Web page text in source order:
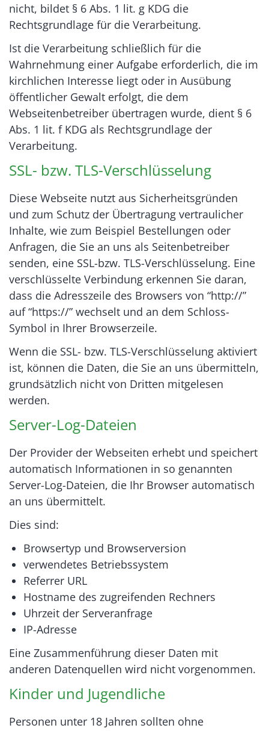
nicht, bildet § 6 Abs. 1 lit. g KDG die
Rechtsgrundlage für die Verarbeitung.
Ist die Verarbeitung schließlich für die
Wahrnehmung einer Aufgabe erforderlich, die im
kirchlichen Interesse liegt oder in Ausübung
öffentlicher Gewalt erfolgt, die dem
Webseitenbetreiber übertragen wurde, dient § 6
Abs. 1 lit. f KDG als Rechtsgrundlage der
Verarbeitung.
SSL- bzw. TLS-Verschlüsselung
Diese Webseite nutzt aus Sicherheitsgründen
und zum Schutz der Übertragung vertraulicher
Inhalte, wie zum Beispiel Bestellungen oder
Anfragen, die Sie an uns als Seitenbetreiber
senden, eine SSL-bzw. TLS-Verschlüsselung. Eine
verschlüsselte Verbindung erkennen Sie daran,
dass die Adresszeile des Browsers von “http://”
auf “https://” wechselt und an dem Schloss-
Symbol in Ihrer Browserzeile.
Wenn die SSL- bzw. TLS-Verschlüsselung aktiviert
ist, können die Daten, die Sie an uns übermitteln,
grundsätzlich nicht von Dritten mitgelesen
werden.
Server-Log-Dateien
Der Provider der Webseiten erhebt und speichert
automatisch Informationen in so genannten
Server-Log-Dateien, die Ihr Browser automatisch
an uns übermittelt.
Dies sind:
Browsertyp und Browserversion
verwendetes Betriebssystem
Referrer URL
Hostname des zugreifenden Rechners
Uhrzeit der Serveranfrage
IP-Adresse
Eine Zusammenführung dieser Daten mit
anderen Datenquellen wird nicht vorgenommen.
Kinder und Jugendliche
Personen unter 18 Jahren sollten ohne